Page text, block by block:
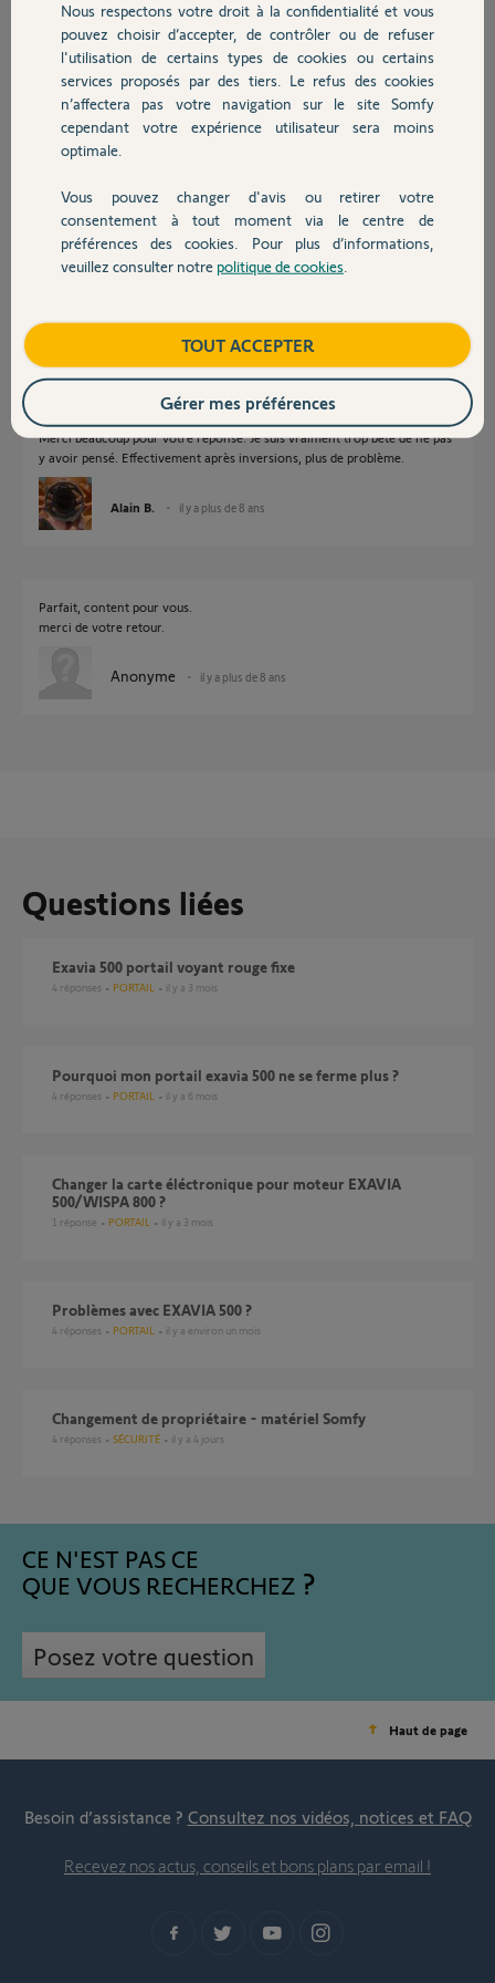
Chauffage
Autres produits
Devis avec un pro
Contact
Réponses
Bonjour,
M1 est le vantail recouvrant, c'est lui qui s'ouvre en 1er et se ferme en
Donc cà ne peut pas être M2.
Vous avez dû inverser les fils sur les borniers.
C'est à dire sur M1 inverser les files et faites de même sur M2, vous
il y a plus de 8 ans
Merci beaucoup pour votre réponse. Je suis vraiment trop bête de ne pas
y avoir pensé. Effectivement après inversions, plus de problème.
Alain B. il y a plus de 8 ans
Parfait, content pour vous.
merci de votre retour.
Anonyme il y a plus de 8 ans
Questions liées
Exavia 500 portail voyant rouge fixe
4 réponses PORTAIL il y a 3 mois
pourquoi mon portail exavia 500 ne se ferme plus ?
4 réponses PORTAIL il y a 6 mois
changer la carte éléctronique pour moteur EXAVIA
500/WISPA 800 ?
1 réponse PORTAIL il y a 3 mois
Problèmes avec EXAVIA 500 ?
4 réponses PORTAIL il y a environ un mois
Changement de propriétaire - matériel Somfy
4 réponses SÉCURITÉ il y a 4 jours
CE N'EST PAS CE
QUE VOUS RECHERCHEZ
Posez votre question
Haut de page
Besoin d’assistance ? Consultez nos vidéos, notices et FAQ
Recevez nos actus, conseils et bons plans par email !
Nous respectons votre droit à la confidentialité et vous
pouvez choisir d’accepter, de contrôler ou de refuser
l'utilisation de certains types de cookies ou certains
services proposés par des tiers. Le refus des cookies
n’affectera pas votre navigation sur le site Somfy
cependant votre expérience utilisateur sera moins
optimale.
Vous pouvez changer d'avis ou retirer votre
consentement à tout moment via le centre de
préférences des cookies. Pour plus d’informations,
veuillez consulter notre politique de cookies
TOUT ACCEPTER
Gérer mes préférences